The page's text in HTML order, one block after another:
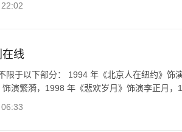
在线
限于以下部分： 1994 年《北京人在纽约》饰
演繁漪，1998 年《悲欢岁月》饰演李正月，